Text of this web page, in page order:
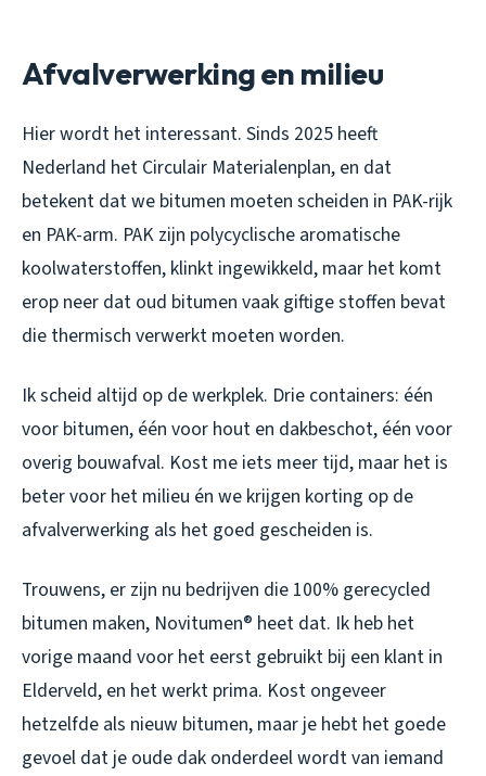
Afvalverwerking en milieu
Hier wordt het interessant. Sinds 2025 heeft
Nederland het Circulair Materialenplan, en dat
betekent dat we bitumen moeten scheiden in PAK-rijk
en PAK-arm. PAK zijn polycyclische aromatische
koolwaterstoffen, klinkt ingewikkeld, maar het komt
erop neer dat oud bitumen vaak giftige stoffen bevat
die thermisch verwerkt moeten worden.
Ik scheid altijd op de werkplek. Drie containers: één
voor bitumen, één voor hout en dakbeschot, één voor
overig bouwafval. Kost me iets meer tijd, maar het is
beter voor het milieu én we krijgen korting op de
afvalverwerking als het goed gescheiden is.
Trouwens, er zijn nu bedrijven die 100% gerecycled
bitumen maken, Novitumen® heet dat. Ik heb het
vorige maand voor het eerst gebruikt bij een klant in
Elderveld, en het werkt prima. Kost ongeveer
hetzelfde als nieuw bitumen, maar je hebt het goede
gevoel dat je oude dak onderdeel wordt van iemand